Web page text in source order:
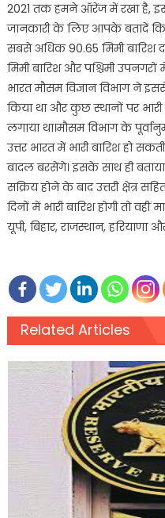
2021 तक हमने ऑरेंज में रखा है, इस
जानकारी के लिए आपके बतादें
सबसे अधिक 90.65 मिमी बारिश
मिमी बारिश और पश्चिमी उपनगरों
भारत मौसम विज्ञान विभाग ने
किया था और कुछ स्थानों पर
लगाया था।मौसम विभाग के
उत्तर भारत में भारी बारिश हो
बादल बरसेंगे। इसके साथ ही
सक्रिय होने के बाद उत्तरी क्षेत्र
दिनों में भारी बारिश होगी तो
यूपी, बिहार, राजस्थान, हरियाणा
Related Articles